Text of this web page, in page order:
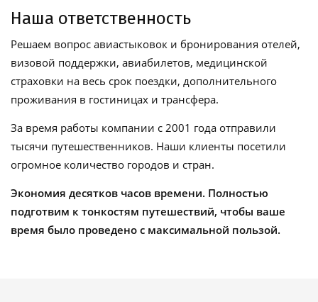
Наша ответственность
Решаем вопрос авиастыковок и бронирования отелей,
визовой поддержки, авиабилетов, медицинской
страховки на весь срок поездки, дополнительного
проживания в гостиницах и трансфера.
За время работы компании с 2001 года отправили
тысячи путешественников. Наши клиенты посетили
огромное количество городов и стран.
Экономия десятков часов времени. Полностью
подготвим к тонкостям путешествий, чтобы ваше
время было проведено с максимальной пользой.